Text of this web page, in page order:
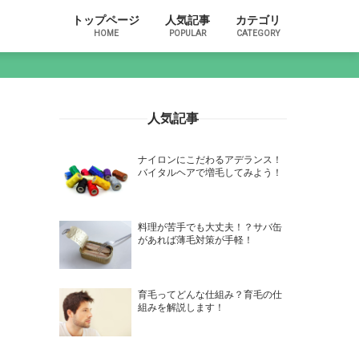
トップページ
HOME
人気記事
POPULAR
カテゴリ
CATEGORY
人気記事
ナイロンにこだわるアデランス！
バイタルヘアで増毛してみよう！
料理が苦手でも大丈夫！？サバ缶
があれば薄毛対策が手軽！
育毛ってどんな仕組み？育毛の仕
組みを解説します！